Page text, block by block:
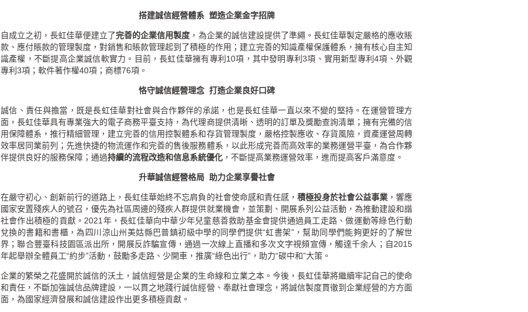
搭建誠信經營體系 塑造企業金字招牌
自成立之初，長虹佳華便建立了完善的企業信用製度 ，為企業的誠信建設提供了準繩。長虹佳華製定嚴格的應收賬
款、應付賬款的管理製度，對銷售和賬款管理起到了積極的作用；建立完善的知識產權保護體系，擁有核心自主知
識產權，不斷提高企業誠信軟實力。目前，長虹佳華擁有專利 10項，其中發明專利3項、實用新型專利4項、外觀
專利 3項；軟件著作權40項；商標76項。
恪守誠信經營理念 打造企業良好口碑
誠信、責任與擔當，既是長虹佳華對社會與合作夥伴的承諾，也是長虹佳華一直以來不變的堅持。在運營管理方
面，長虹佳華具有專業強大的電子商務平臺支持，為代理商提供清晰、透明的訂單及獎勵查詢清單；擁有完備的信
用保障體系，推行精細管理，建立完善的信用控製體系和存貨管理製度，嚴格控製應收、存貨風險，資產運營周轉
效率居同業前列；先進快捷的物流運作和完善的售後服務體系，以此形成完善而高效率的業務運營平臺，為合作夥
伴提供良好的服務保障；通過持續的流程改造和信息系統優化 ，不斷提高業務運營效率，進而提高客戶滿意度。
升華誠信經營格局 助力企業享譽社會
在嚴守初心、創新前行的道路上，長虹佳華始終不忘肩負的社會使命感和責任感， 積極投身於社會公益事業，響應
國家安置殘疾人的號召，優先為社區周邊的殘疾人群提供就業機會，並策劃、開展系列公益活動，為推動建設和諧
社會作出積極的貢獻。2021年，長虹佳華向中華少年兒童慈善救助基金會提供通過員工走路、做運動等綠色行動
兌換的書籍和書櫃，為四川涼山州美姑縣巴普鎮初級中學的同學們提供“虹書架”，幫助同學們能夠更好的了解世
界；聯合豐臺科技園區派出所，開展反詐騙宣傳，通過一次線上直播和多次文字視頻宣傳，觸達千余人；自2015
年起舉辦全體員工“約步”活動，鼓勵多走路、少開車，推廣“綠色出行”，助力“碳中和”大策。
企業的繁榮之花盛開於誠信的沃土，誠信經營是企業的生命線和立業之本。今後，長虹佳華將繼續牢記自己的使命
和責任，不斷加強誠信品牌建設，一以貫之地踐行誠信經營、奉獻社會理念，將誠信製度貫徹到企業經營的方方面
面，為國家經濟發展和誠信建設作出更多積極貢獻。